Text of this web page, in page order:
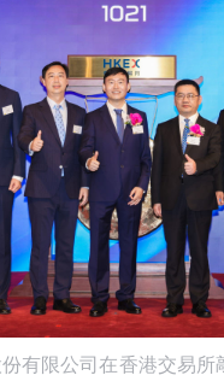
有限公司在香港交易所